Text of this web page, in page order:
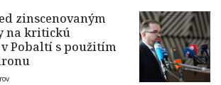
zinscenovaným
na kritickú
Pobaltí s použitím